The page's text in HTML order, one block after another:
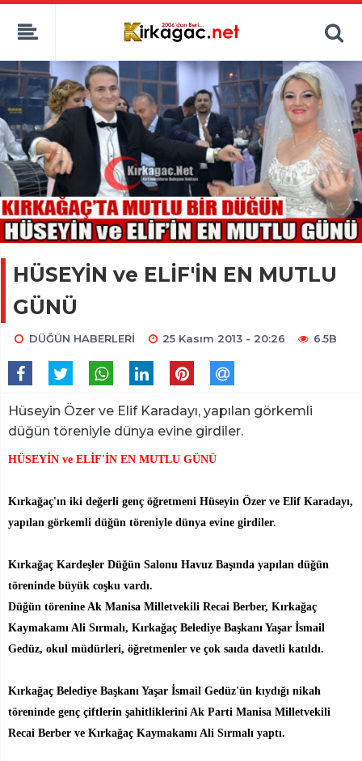
HÜSEYİN ve ELİF'İN EN MUTLU
GÜNÜ
DÜĞÜN HABERLERİ 25 Kasım 2013 - 20:26 6.5B
Hüseyin Özer ve Elif Karadayı, yapılan görkemli
düğün töreniyle dünya evine girdiler.
HÜSEYİN ve ELİF'İN EN MUTLU GÜNÜ
Kırkağaç'ın iki değerli genç öğretmeni Hüseyin Özer ve Elif Karadayı,
yapılan görkemli düğün töreniyle dünya evine girdiler.
Kırkağaç Kardeşler Düğün Salonu Havuz Başında yapılan düğün
töreninde büyük coşku vardı.
Düğün törenine Ak Manisa Milletvekili Recai Berber, Kırkağaç
Kaymakamı Ali Sırmalı, Kırkağaç Belediye Başkanı Yaşar İsmail
Gedüz, okul müdürleri, öğretmenler ve çok saıda davetli katıldı.
Kırkağaç Belediye Başkanı Yaşar İsmail Gedüz'ün kıydığı nikah
töreninde genç çiftlerin şahitliklerini Ak Parti Manisa Milletvekili
Recai Berber ve Kırkağaç Kaymakamı Ali Sırmalı yaptı.